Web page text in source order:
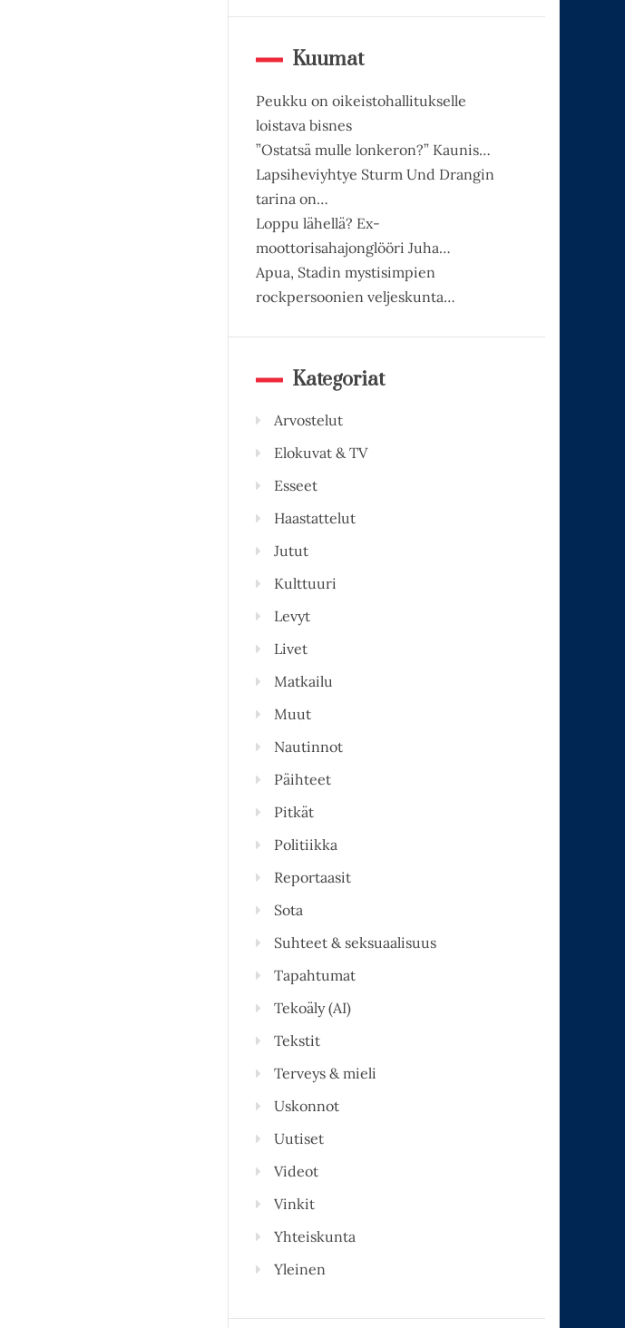
Kuumat
Peukku on oikeistohallitukselle
loistava bisnes
”Ostatsä mulle lonkeron?” Kaunis…
Lapsiheviyhtye Sturm Und Drangin
tarina on…
Loppu lähellä? Ex-
moottorisahajonglööri Juha…
Apua, Stadin mystisimpien
rockpersoonien veljeskunta…
Kategoriat
Arvostelut
Elokuvat & TV
Esseet
Haastattelut
Jutut
Kulttuuri
Levyt
Livet
Matkailu
Muut
Nautinnot
Päihteet
Pitkät
Politiikka
Reportaasit
Sota
Suhteet & seksuaalisuus
Tapahtumat
Tekoäly (AI)
Tekstit
Terveys & mieli
Uskonnot
Uutiset
Videot
Vinkit
Yhteiskunta
Yleinen